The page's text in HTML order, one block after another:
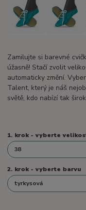
Zamilujte si barevné
úžasně! Stačí zvolit
automaticky změní.
Talent, který je náš
světě, kdo nabízí tak
1. krok - vyberte
2. krok - vyberte barvu